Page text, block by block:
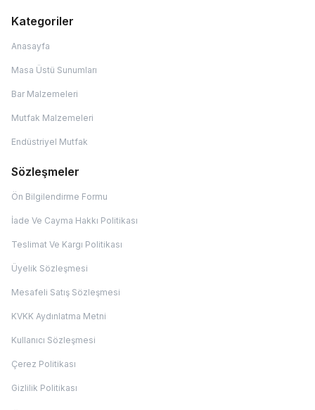
Kategoriler
Anasayfa
Masa Üstü Sunumları
Bar Malzemeleri
Mutfak Malzemeleri
Endüstriyel Mutfak
Sözleşmeler
Ön Bilgilendirme Formu
İade Ve Cayma Hakkı Politikası
Teslimat Ve Kargı Politikası
Üyelik Sözleşmesi
Mesafeli Satış Sözleşmesi
KVKK Aydınlatma Metni
Kullanıcı Sözleşmesi
Çerez Politikası
Gizlilik Politikası